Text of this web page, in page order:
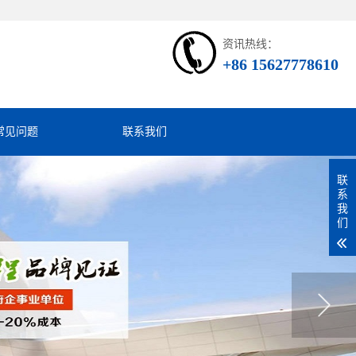
资讯热线：
+86 15627778610
见问题 联系我们
联
系
我
们